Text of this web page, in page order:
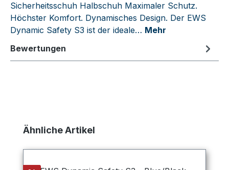
Sicherheitsschuh Halbschuh Maximaler Schutz.
Höchster Komfort. Dynamisches Design. Der EWS
Dynamic Safety S3 ist der ideale… Mehr
Bewertungen
Produktgalerie überspringen
Ähnliche Artikel